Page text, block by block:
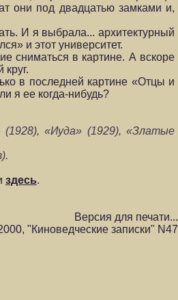
они под двадцатью замками и,
И я выбрала... архитектурный
и этот университет.
сниматься в картине. А вскоре
в последней картине «Отцы и
я ее когда-нибудь?
«Иуда» (1929), «Златые
здесь.
Версия для печати...
"Киноведческие записки" N47